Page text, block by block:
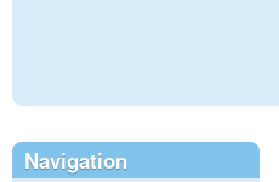
Navigation